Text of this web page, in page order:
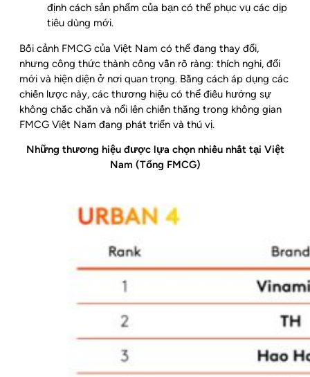
định cách sản phẩm của bạn có thể phục vụ các dịp
tiêu dùng mới.
Bối cảnh FMCG của Việt Nam có thể đang thay đổi,
nhưng công thức thành công vẫn rõ ràng: thích nghi, đổi
mới và hiện diện ở nơi quan trọng. Bằng cách áp dụng các
chiến lược này, các thương hiệu có thể điều hướng sự
không chắc chắn và nổi lên chiến thắng trong không gian
FMCG Việt Nam đang phát triển và thú vị.
Những thương hiệu được lựa chọn nhiều nhất tại Việt
Nam (Tổng FMCG)